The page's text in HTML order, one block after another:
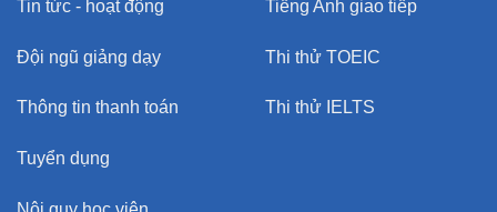
Tin tức - hoạt động
Đội ngũ giảng dạy
Thông tin thanh toán
Tuyển dụng
Tiếng Anh giao tiếp
Thi thử TOEIC
Thi thử IELTS